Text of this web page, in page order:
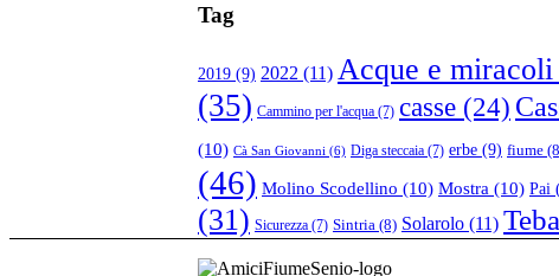
Tag
2019 (9) 2022 (11) Acque e miracoli
(35) Cammino per l'acqua (7) casse (24)
(10) Cà San Giovanni (6) Diga steccaia (7) erbe (9) fiume
(46) Molino Scodellino (10) Mostra (10) Pai
(31) Sicurezza (7) Sintria (8) Solarolo (11)